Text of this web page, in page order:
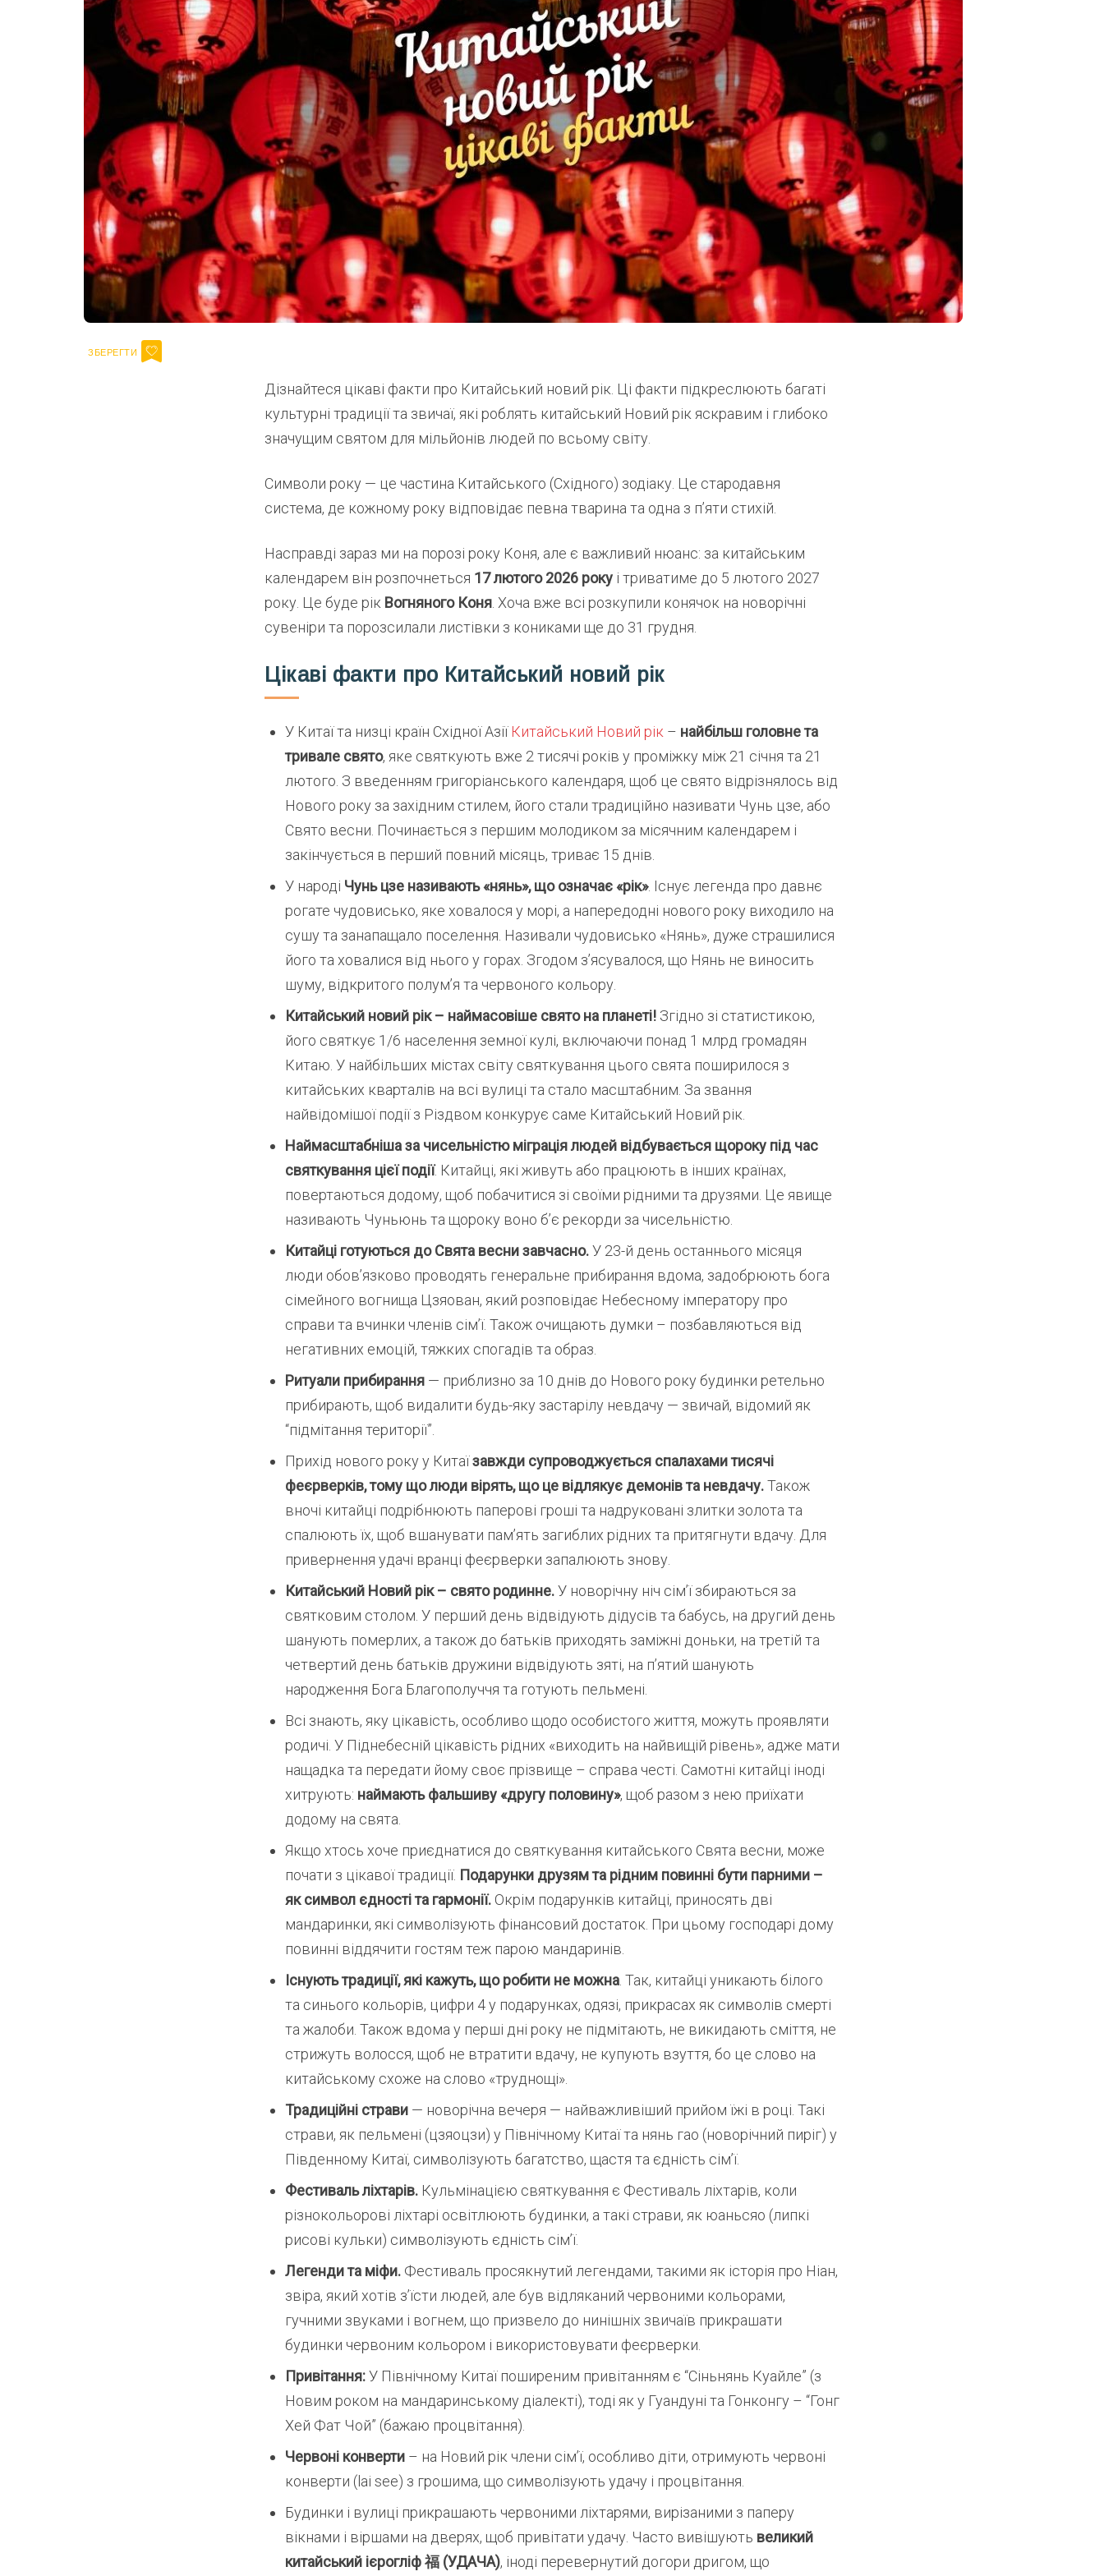
Дізнайтеся цікаві факти про Китайський новий рік. Ці факти підкреслюють багаті
культурні традиції та звичаї, які роблять китайський Новий рік яскравим і глибоко
значущим святом для мільйонів людей по всьому світу.
Символи року — це частина Китайського (Східного) зодіаку. Це стародавня
система, де кожному року відповідає певна тварина та одна з п’яти стихій.
Насправді зараз ми на порозі року Коня, але є важливий нюанс: за китайським
календарем він розпочнеться 17 лютого 2026 року і триватиме до 5 лютого 2027
року. Це буде рік Вогняного Коня . Хоча вже всі розкупили конячок на новорічні
сувеніри та порозсилали листівки з кониками ще до 31 грудня.
Цікаві факти про Китайський новий рік
У Китаї та низці країн Східної Азії Китайський Новий рік – найбільш головне та
тривале свято, яке святкують вже 2 тисячі років у проміжку між 21 січня та 21
лютого. З введенням григоріанського календаря, щоб це свято відрізнялось від
Нового року за західним стилем, його стали традиційно називати Чунь цзе, або
Свято весни. Починається з першим молодиком за місячним календарем і
закінчується в перший повний місяць, триває 15 днів.
У народі Чунь цзе називають «нянь», що означає «рік». Існує легенда про давнє
рогате чудовисько, яке ховалося у морі, а напередодні нового року виходило на
сушу та занапащало поселення. Називали чудовисько «Нянь», дуже страшилися
його та ховалися від нього у горах. Згодом з’ясувалося, що Нянь не виносить
шуму, відкритого полум’я та червоного кольору.
Китайський новий рік – наймасовіше свято на планеті! Згідно зі статистикою,
його святкує 1/6 населення земної кулі, включаючи понад 1 млрд громадян
Китаю. У найбільших містах світу святкування цього свята поширилося з
китайських кварталів на всі вулиці та стало масштабним. За звання
найвідомішої події з Різдвом конкурує саме Китайський Новий рік.
Наймасштабніша за чисельністю міграція людей відбувається щороку під час
святкування цієї події. Китайці, які живуть або працюють в інших країнах,
повертаються додому, щоб побачитися зі своїми рідними та друзями. Це явище
називають Чуньюнь та щороку воно б’є рекорди за чисельністю.
Китайці готуються до Свята весни завчасно.У 23-й день останнього місяця
люди обов’язково проводять генеральне прибирання вдома, задобрюють бога
сімейного вогнища Цзяован, який розповідає Небесному імператору про
справи та вчинки членів сім’ї. Також очищають думки – позбавляються від
негативних емоцій, тяжких спогадів та образ.
Ритуали прибирання — приблизно за 10 днів до Нового року будинки ретельно
прибирають, щоб видалити будь-яку застарілу невдачу — звичай, відомий як
“підмітання території”.
Прихід нового року у Китаїзавжди супроводжується спалахами тисячі
феєрверків, тому що люди вірять, що це відлякує демонів та невдачу.Також
вночі китайці подрібнюють паперові гроші та надруковані злитки золота та
спалюють їх, щоб вшанувати пам’ять загиблих рідних та притягнути вдачу. Для
привернення удачі вранці феєрверки запалюють знову.
Китайський Новий рік – свято родинне.У новорічну ніч сім’ї збираються за
святковим столом. У перший день відвідують дідусів та бабусь, на другий день
шанують померлих, а також до батьків приходять заміжні доньки, на третій та
четвертий день батьків дружини відвідують зяті, на п’ятий шанують
народження Бога Благополуччя та готують пельмені.
Всі знають, яку цікавість, особливо щодо особистого життя, можуть проявляти
родичі. У Піднебесній цікавість рідних «виходить на найвищій рівень», адже мати
нащадка та передати йому своє прізвище – справа честі. Самотні китайці іноді
хитрують: наймають фальшиву «другу половину», щоб разом з нею приїхати
додому на свята.
Якщо хтось хоче приєднатися до святкування китайського Свята весни, може
почати з цікавої традиції. Подарунки друзям та рідним повинні бути парними –
як символ єдності та гармонії. Окрім подарунків китайці, приносять дві
мандаринки, які символізують фінансовий достаток. При цьому господарі дому
повинні віддячити гостям теж парою мандаринів.
Існують традиції, які кажуть, що робити не можна . Так, китайці уникають білого
та синього кольорів, цифри 4 у подарунках, одязі, прикрасах як символів смерті
та жалоби. Також вдома у перші дні року не підмітають, не викидають сміття, не
стрижуть волосся, щоб не втратити вдачу, не купують взуття, бо це слово на
китайському схоже на слово «труднощі».
Традиційні страви — новорічна вечеря — найважливіший прийом їжі в році. Такі
страви, як пельмені (цзяоцзи) у Північному Китаї та нянь гао (новорічний пиріг) у
Південному Китаї, символізують багатство, щастя та єдність сім’ї.
Фестиваль ліхтарів. Кульмінацією святкування є Фестиваль ліхтарів, коли
різнокольорові ліхтарі освітлюють будинки, а такі страви, як юаньсяо (липкі
рисові кульки) символізують єдність сім’ї.
Легенди та міфи. Фестиваль просякнутий легендами, такими як історія про Ніан,
звіра, який хотів з’їсти людей, але був відляканий червоними кольорами,
гучними звуками і вогнем, що призвело до нинішніх звичаїв прикрашати
будинки червоним кольором і використовувати феєрверки.
Привітання:У Північному Китаї поширеним привітанням є “Сіньнянь Куайле” (з
Новим роком на мандаринському діалекті), тоді як у Гуандуні та Гонконгу – “Гонг
Хей Фат Чой” (бажаю процвітання).
Червоні конверти – на Новий рік члени сім’ї, особливо діти, отримують червоні
конверти (lai see) з грошима, що символізують удачу і процвітання.
Будинки і вулиці прикрашають червоними ліхтарями, вирізаними з паперу
вікнами і віршами на дверях, щоб привітати удачу. Часто вивішують великий
китайський ієрогліф 福 (УДАЧА), іноді перевернутий догори дригом, що